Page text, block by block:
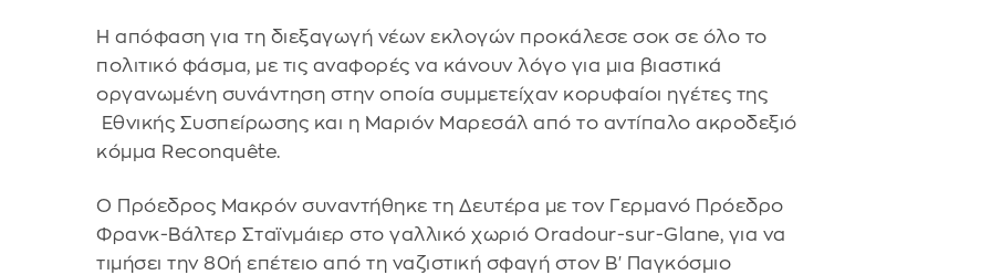
Η απόφαση για τη διεξαγωγή νέων εκλογών προκάλεσε σοκ σε όλο το
πολιτικό φάσμα, με τις αναφορές να κάνουν λόγο για μια βιαστικά
οργανωμένη συνάντηση στην οποία συμμετείχαν κορυφαίοι ηγέτες της
Εθνικής Συσπείρωσης και η Μαριόν Μαρεσάλ από το αντίπαλο ακροδεξιό
κόμμα Reconquête.
Ο Πρόεδρος Μακρόν συναντήθηκε τη Δευτέρα με τον Γερμανό Πρόεδρο
Φρανκ-Βάλτερ Σταϊνμάιερ στο γαλλικό χωριό Oradour-sur-Glane, για να
τιμήσει την 80ή επέτειο από τη ναζιστική σφαγή στον Β' Παγκόσμιο